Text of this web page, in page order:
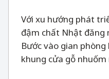
Với xu hướng phát
đậm chất Nhật đăng
Bước vào gian
khung cửa gỗ